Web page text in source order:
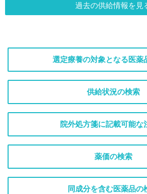
過去の供給情報を見
選定療養の対象となる医薬
供給状況の検索
院外処方箋に記載可能な
薬価の検索
同成分を含む医薬品の